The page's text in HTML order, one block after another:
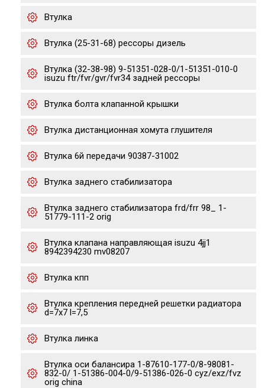
Втулка
Втулка (25-31-68) рессоры дизель
Втулка (32-38-98) 9-51351-028-0/1-51351-010-0
isuzu ftr/fvr/gvr/fvr34 задней рессоры
Втулка болта клапанной крышки
Втулка дистанционная хомута глушителя
Втулка 6й передачи 90387-31002
Втулка заднего стабилизатора
Втулка заднего стабилизатора frd/frr 98_ 1-
51779-111-2 orig
Втулка клапана направляющая isuzu 4jj1
8942394230 mv08207
Втулка кпп
Втулка крепления передней решетки радиатора
d=7x7 l=7,5
Втулка линка
Втулка оси балансира 1-87610-177-0/8-98081-
832-0/ 1-51386-004-0/9-51386-026-0 cyz/exz/fvz
orig china